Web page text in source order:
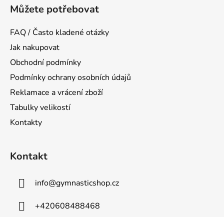
Můžete potřebovat
FAQ / Často kladené otázky
Jak nakupovat
Obchodní podmínky
Podmínky ochrany osobních údajů
Reklamace a vrácení zboží
Tabulky velikostí
Kontakty
Kontakt
info@gymnasticshop.cz
+420608488468